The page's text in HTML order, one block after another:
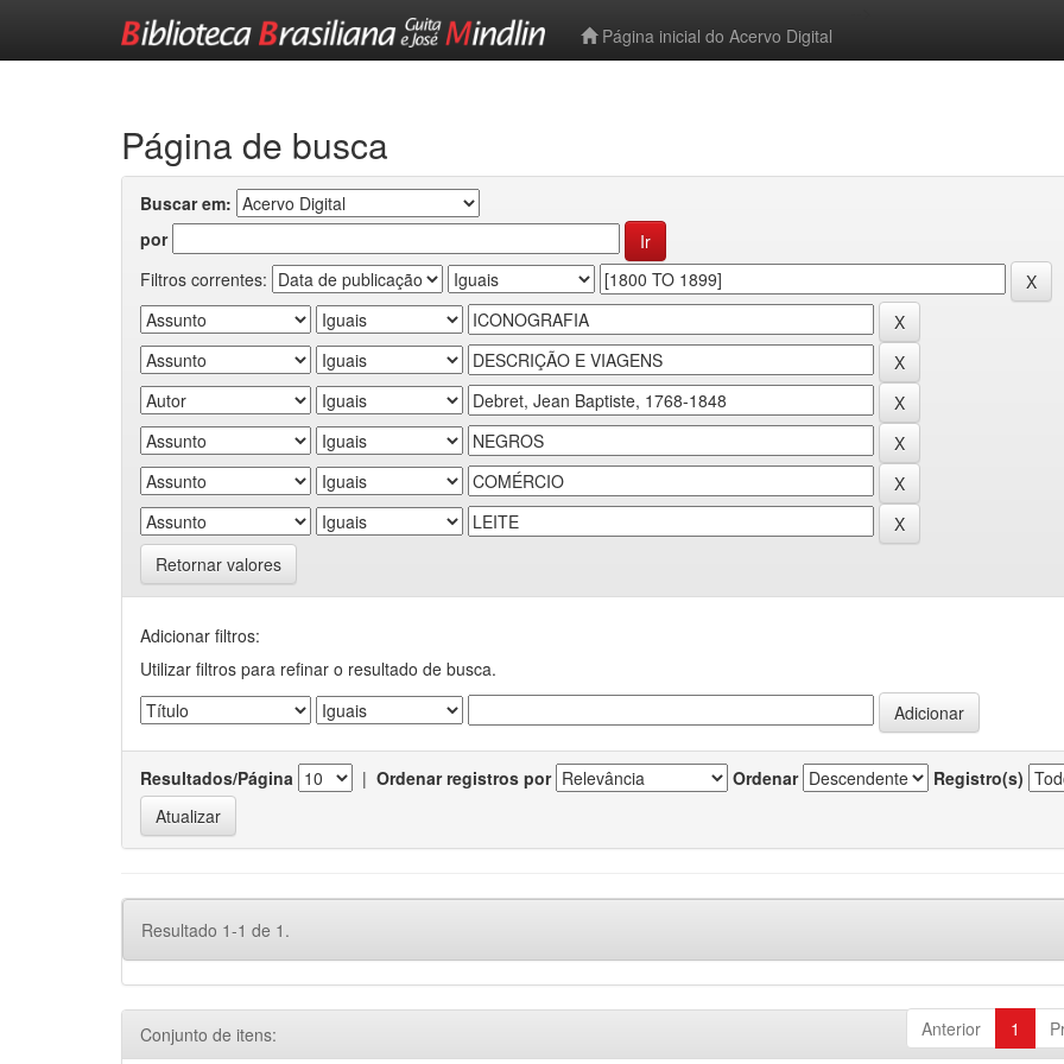
Página inicial do Acervo Digital
Página de busca
Buscar em:
por
Filtros correntes:
Retornar valores
Adicionar filtros:
Utilizar filtros para refinar o resultado de busca.
Resultados/Página | Ordenar registros por Ordenar Registro(s)
Resultado 1-1 de 1.
Anterior 1
Conjunto de itens: